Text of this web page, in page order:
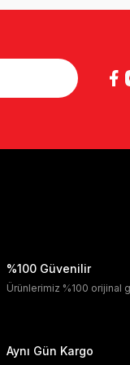
%100 Güvenilir
Ürünlerimiz %100 orijinal
Aynı Gün Kargo